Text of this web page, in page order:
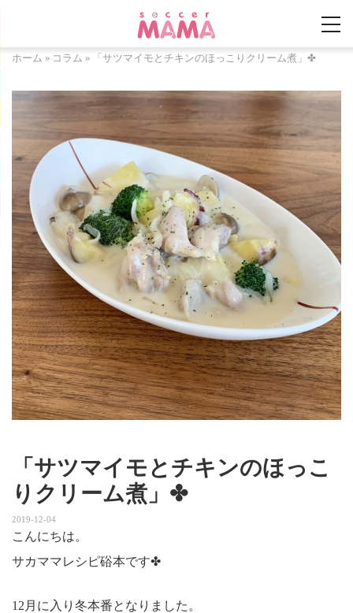
ホーム » コラム » 「サツマイモとチキンのほっこりクリーム煮」✤
「サツマイモとチキンのほっこ
りクリーム煮」✤
2019-12-04
こんにちは。
サカママレシピ硲本です✤
12月に入り冬本番となりました。